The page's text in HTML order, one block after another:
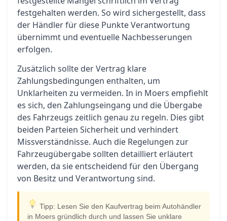
festgehalten werden. So wird sichergestellt, dass
der Händler für diese Punkte Verantwortung
übernimmt und eventuelle Nachbesserungen
erfolgen.
Zusätzlich sollte der Vertrag klare
Zahlungsbedingungen enthalten, um
Unklarheiten zu vermeiden. In in Moers empfiehlt
es sich, den Zahlungseingang und die Übergabe
des Fahrzeugs zeitlich genau zu regeln. Dies gibt
beiden Parteien Sicherheit und verhindert
Missverständnisse. Auch die Regelungen zur
Fahrzeugübergabe sollten detailliert erläutert
werden, da sie entscheidend für den Übergang
von Besitz und Verantwortung sind.
Tipp: Lesen Sie den Kaufvertrag beim Autohändler
in Moers gründlich durch und lassen Sie unklare